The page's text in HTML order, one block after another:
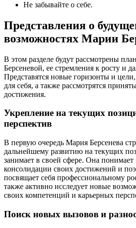
Не забывайте о себе.
Представления о
возможностях Марии
В этом разделе будут рассмотрены
Берсеневой, ее стремления к росту и
Представятся новые горизонты и
для себя, а также рассмотрятся
достижения.
Укрепление на текущих
перспектив
В первую очередь Мария Берсенева
дальнейшему развитию на текущих
занимает в своей сфере. Она понимает
консолидации своих достижений и
посвящает себя профессиональному
также активно исследует новые
своих компетенций и карьерных
Поиск новых вызовов и